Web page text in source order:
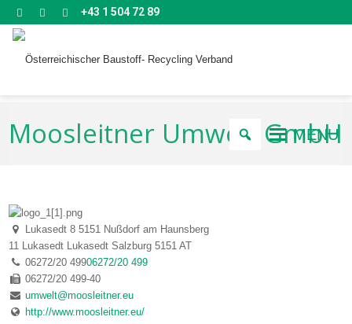
+43 1 504 72 89
MENU
Moosleitner Umwelt GmbH
Lukasedt 8 5151 Nußdorf am Haunsberg
11 Lukasedt Lukasedt Salzburg 5151 AT
06272/20 49906272/20 499
06272/20 499-40
umwelt@moosleitner.eu
http://www.moosleitner.eu/